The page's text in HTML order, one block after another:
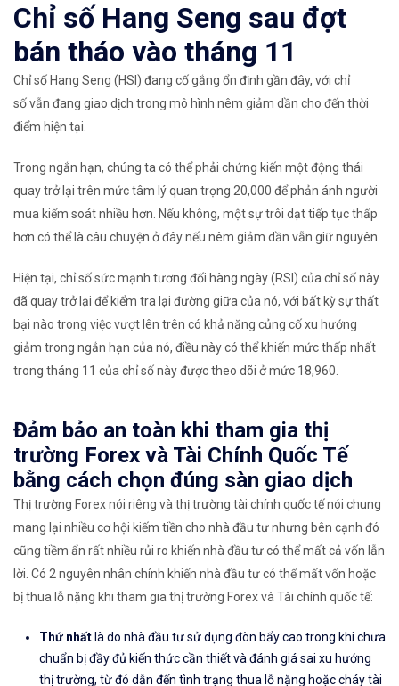
Chỉ số Hang Seng sau đợt
bán tháo vào tháng 11
Chỉ số Hang Seng (HSI) đang cố gắng ổn định gần đây, với chỉ
số vẫn đang giao dịch trong mô hình nêm giảm dần cho đến thời
điểm hiện tại.
Trong ngắn hạn, chúng ta có thể phải chứng kiến ​​một động thái
quay trở lại trên mức tâm lý quan trọng 20,000 để phản ánh người
mua kiểm soát nhiều hơn. Nếu không, một sự trôi dạt tiếp tục thấp
hơn có thể là câu chuyện ở đây nếu nêm giảm dần vẫn giữ nguyên.
Hiện tại, chỉ số sức mạnh tương đối hàng ngày (RSI) của chỉ số này
đã quay trở lại để kiểm tra lại đường giữa của nó, với bất kỳ sự thất
bại nào trong việc vượt lên trên có khả năng củng cố xu hướng
giảm trong ngắn hạn của nó, điều này có thể khiến mức thấp nhất
trong tháng 11 của chỉ số này được theo dõi ở mức 18,960.
Đảm bảo an toàn khi tham gia thị
trường Forex và Tài Chính Quốc Tế
bằng cách chọn đúng sàn giao dịch
Thị trường Forex nói riêng và thị trường tài chính quốc tế nói chung
mang lại nhiều cơ hội kiếm tiền cho nhà đầu tư nhưng bên cạnh đó
cũng tiềm ẩn rất nhiều rủi ro khiến nhà đầu tư có thể mất cả vốn lẫn
lời. Có 2 nguyên nhân chính khiến nhà đầu tư có thể mất vốn hoặc
bị thua lỗ nặng khi tham gia thị trường Forex và Tài chính quốc tế:
Thứ nhất là do nhà đầu tư sử dụng đòn bẩy cao trong khi chưa
chuẩn bị đầy đủ kiến thức cần thiết và đánh giá sai xu hướng
thị trường, từ đó dẫn đến tình trạng thua lỗ nặng hoặc cháy tài